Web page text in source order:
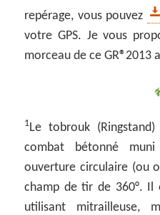
repérage, vous pouvez
votre GPS. Je vous
morceau de ce GR®2013
1Le tobrouk
combat bétonné
ouverture circulaire (ou
champ de tir de 360°. Il
utilisant mitrailleuse,